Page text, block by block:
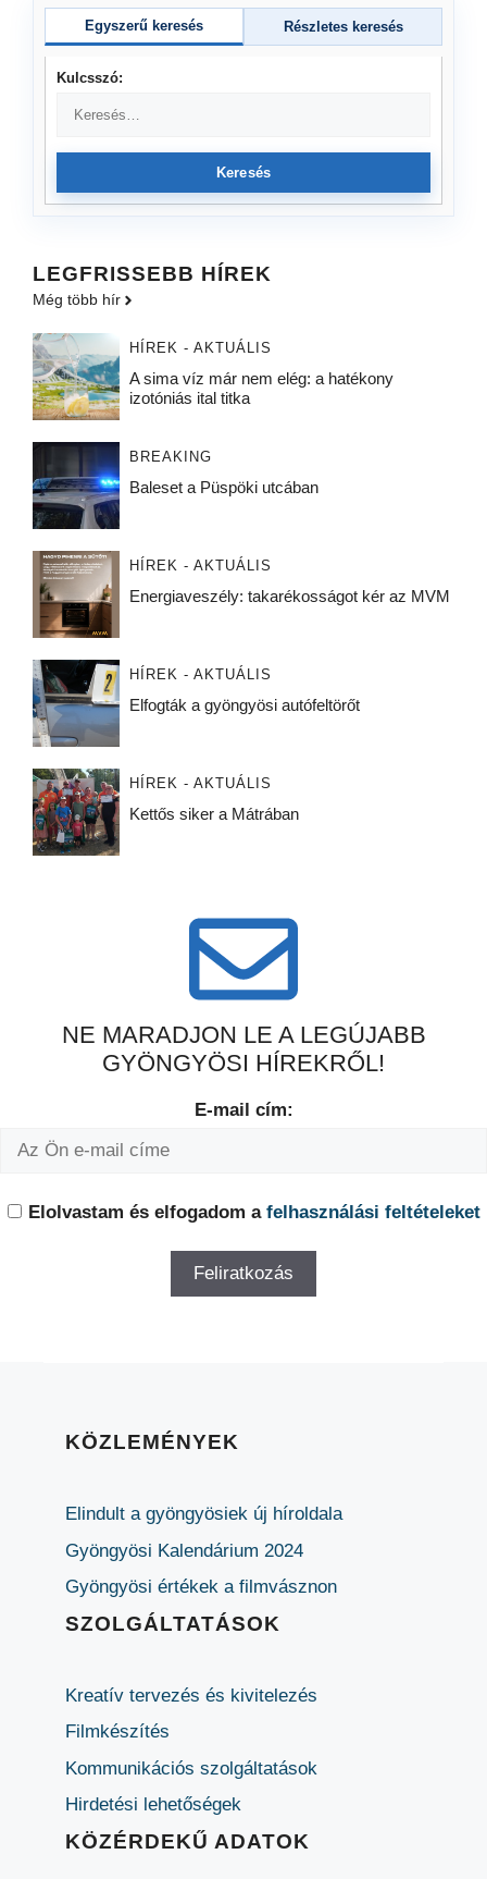
Egyszerű keresés Részletes keresés
Kulcsszó:
Keresés
LEGFRISSEBB HÍREK
Még több hír
HÍREK - AKTUÁLIS
A sima víz már nem elég: a hatékony
izotóniás ital titka
BREAKING
Baleset a Püspöki utcában
HÍREK - AKTUÁLIS
Energiaveszély: takarékosságot kér az MVM
HÍREK - AKTUÁLIS
Elfogták a gyöngyösi autófeltörőt
HÍREK - AKTUÁLIS
Kettős siker a Mátrában
NE MARADJON LE A LEGÚJABB
GYÖNGYÖSI HÍREKRŐL!
E-mail cím:
Elolvastam és elfogadom a felhasználási feltételeket
KÖZLEMÉNYEK
Elindult a gyöngyösiek új híroldala
Gyöngyösi Kalendárium 2024
Gyöngyösi értékek a filmvásznon
SZOLGÁLTATÁSOK
Kreatív tervezés és kivitelezés
Filmkészítés
Kommunikációs szolgáltatások
Hirdetési lehetőségek
KÖZÉRDEKŰ ADATOK